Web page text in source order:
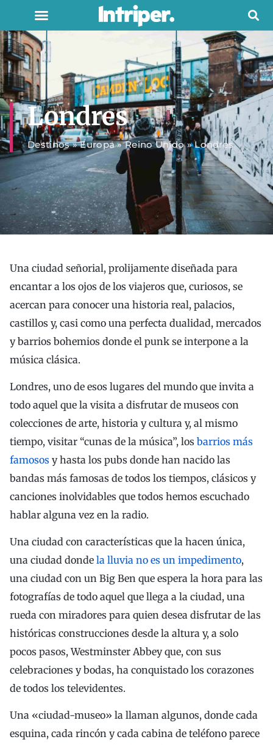
Londres
Destinos»Europa»Reino Unido»Londres
Una ciudad señorial, prolijamente diseñada para
encantar a los ojos de los viajeros que, curiosos, se
acercan para conocer una historia real, palacios,
castillos y, casi como una perfecta dualidad, mercados
y barrios bohemios donde el punk se interpone a la
música clásica.
Londres, uno de esos lugares del mundo que invita a
todo aquel que la visita a disfrutar de museos con
colecciones de arte, historia y cultura y, al mismo
tiempo, visitar “cunas de la música”, los barrios más
famosos y hasta los pubs donde han nacido las
bandas más famosas de todos los tiempos, clásicos y
canciones inolvidables que todos hemos escuchado
hablar alguna vez en la radio.
Una ciudad con características que la hacen única,
una ciudad donde la lluvia no es un impedimento,
una ciudad con un Big Ben que espera la hora para las
fotografías de todo aquel que llega a la ciudad, una
rueda con miradores para quien desea disfrutar de las
históricas construcciones desde la altura y, a solo
pocos pasos, Westminster Abbey que, con sus
celebraciones y bodas, ha conquistado los corazones
de todos los televidentes.
Una «ciudad-museo» la llaman algunos, donde cada
esquina, cada rincón y cada cabina de teléfono parece